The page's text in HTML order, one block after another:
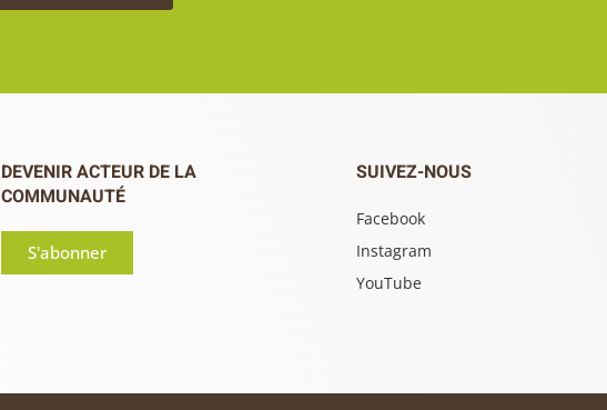
DEVENIR ACTEUR DE LA
COMMUNAUTÉ
S'abonner
SUIVEZ-NOUS
Facebook
Instagram
YouTube